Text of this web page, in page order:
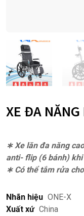
XE ĐA
∗ Xe lăn đa năng
anti- flip (6 bánh)
∗ Có thể tắm rửa
Nhãn hiệu ONE-X
Xuất xứ China